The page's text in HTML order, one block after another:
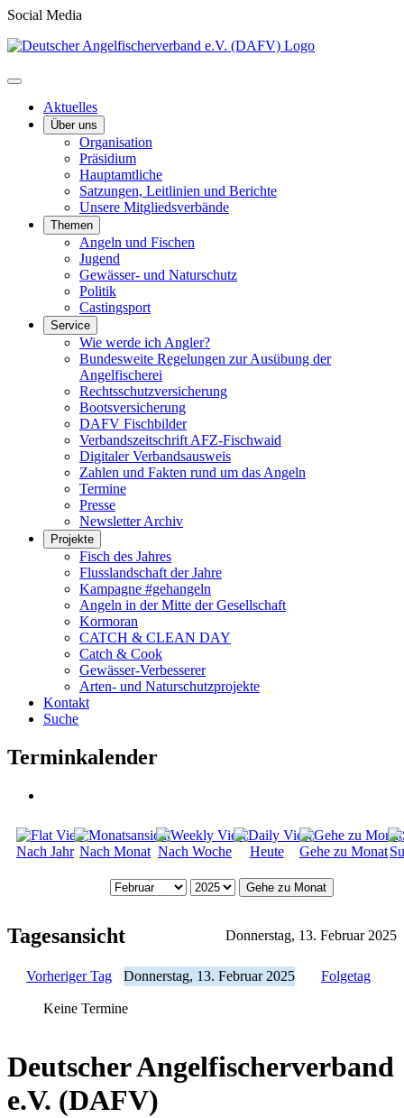
Social Media
Aktuelles
Über uns
Organisation
Präsidium
Hauptamtliche
Satzungen, Leitlinien und Berichte
Unsere Mitgliedsverbände
Themen
Angeln und Fischen
Jugend
Gewässer- und Naturschutz
Politik
Castingsport
Service
Wie werde ich Angler?
Bundesweite Regelungen zur Ausübung der
Angelfischerei
Rechtsschutzversicherung
Bootsversicherung
DAFV Fischbilder
Verbandszeitschrift AFZ-Fischwaid
Digitaler Verbandsausweis
Zahlen und Fakten rund um das Angeln
Termine
Presse
Newsletter Archiv
Projekte
Fisch des Jahres
Flusslandschaft der Jahre
Kampagne #gehangeln
Angeln in der Mitte der Gesellschaft
Kormoran
CATCH & CLEAN DAY
Catch & Cook
Gewässer-Verbesserer
Arten- und Naturschutzprojekte
Kontakt
Suche
Terminkalender
Nach Jahr Nach Monat Nach Woche Heute Gehe zu Monat
Gehe zu Monat
Tagesansicht Donnerstag, 13. Februar 2025
Vorheriger Tag Donnerstag, 13. Februar 2025 Folgetag
Keine Termine
Deutscher Angelfischerverband
e.V. (DAFV)